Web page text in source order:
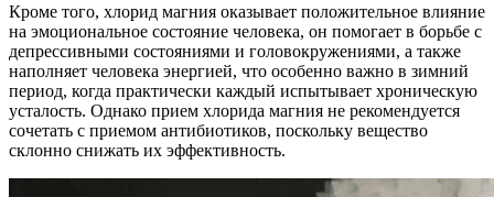
Кроме того, хлорид магния оказывает положительное влияние
на эмоциональное состояние человека, он помогает в борьбе с
депрессивными состояниями и головокружениями, а также
наполняет человека энергией, что особенно важно в зимний
период, когда практически каждый испытывает хроническую
усталость. Однако прием хлорида магния не рекомендуется
сочетать с приемом антибиотиков, поскольку вещество
склонно снижать их эффективность.